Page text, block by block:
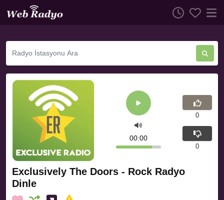
Exclusively The Doors - Rock Radyo
Dinle
00:00
0
0